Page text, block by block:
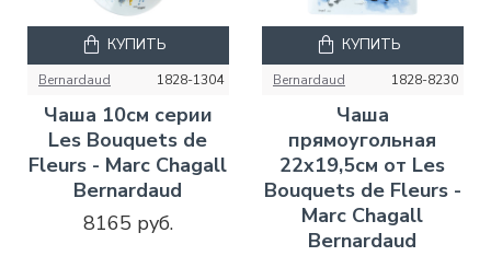
Bernardaud 1828-1304
Чаша 10см серии
Les Bouquets de
Fleurs - Marc Chagall
Bernardaud
8165 руб.
КУПИТЬ
Bernardaud 1828-8230
Чаша
прямоугольная
22х19,5см от Les
Bouquets de Fleurs -
Marc Chagall
Bernardaud
КУПИТЬ